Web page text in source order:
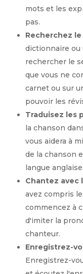
mots et les
pas.
Recherchez
dictionnaire ou
rechercher le
que vous ne
carnet ou sur
pouvoir les
Traduisez les
la chanson
vous aidera à
de la chanson
langue anglaise.
Chantez avec
avez compris
commencez à
d'imiter la
chanteur.
Enregistrez-
Enregistrez-